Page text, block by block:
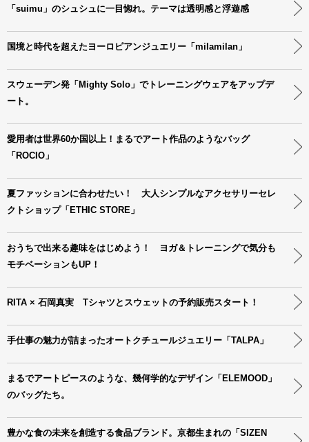
「suimu」のシュシュに一目惚れ。テーマは透明感と浮遊感
国境と時代を超えたヨーロピアンジュエリー「milamilan」
スウェーデン発「Mighty Solo」でトレーニングウェアをアップデ
ート。
愛用者は世界60か国以上！まるでアート作品のようなバッグ
「ROCIO」
夏ファッションに合わせたい！ 大人シンプルなアクセサリーセレ
クトショップ「ETHIC STORE」
おうちで出来る趣味をはじめよう！ ヨガ＆トレーニングで気分も
モチベーションもUP！
RITA × 石岡真実 Tシャツとスウェットの予約販売スタート！
手仕事の魅力が詰まったオートクチュールジュエリー「TALPA」
まるでアートピースのような、幾何学的なデザイン「ELEMOOD」
のバッグたち。
豊かな食の未来を創造する食品ブランド。京都生まれの「SIZEN